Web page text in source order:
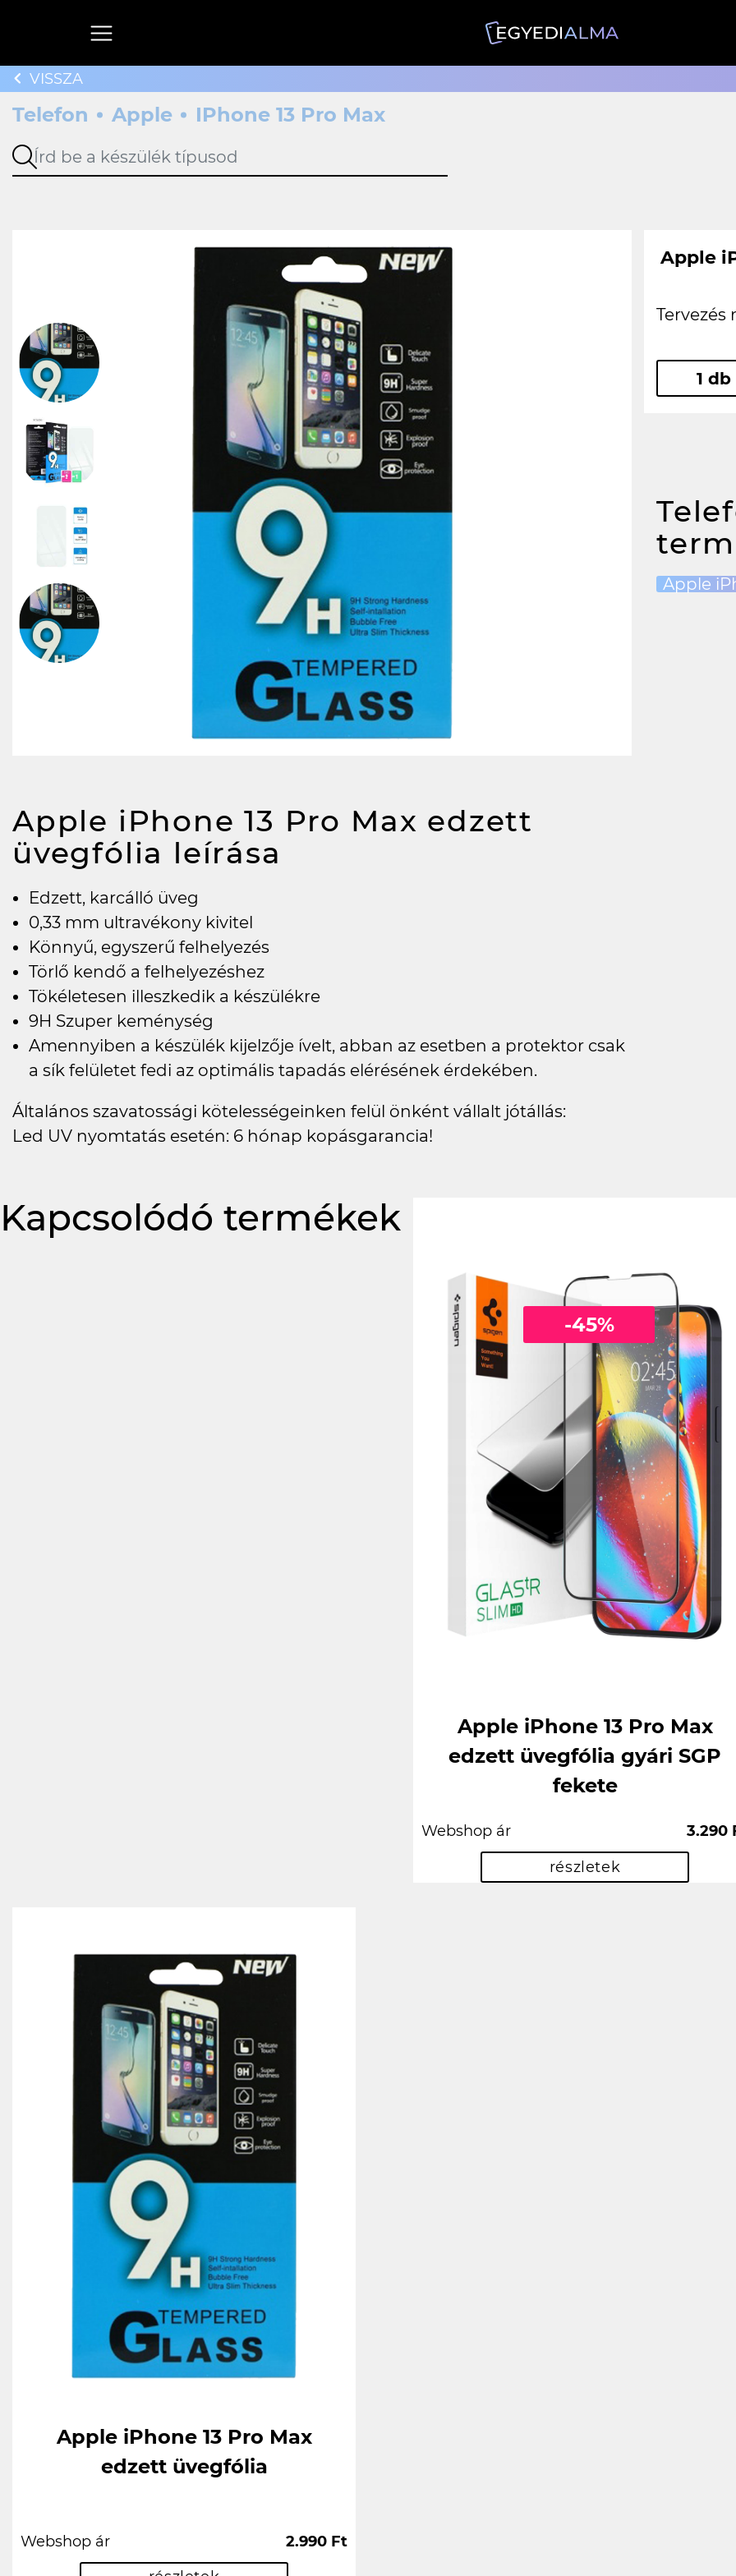
VISSZA
Telefon Apple IPhone 13 Pro Max
Apple iPhone 13 Pro Max edzett
üvegfólia leírása
Edzett, karcálló üveg
0,33 mm ultravékony kivitel
Könnyű, egyszerű felhelyezés
Törlő kendő a felhelyezéshez
Tökéletesen illeszkedik a készülékre
9H Szuper keménység
Amennyiben a készülék kijelzője ívelt, abban az esetben a protektor csak
a sík felületet fedi az optimális tapadás elérésének érdekében.
Általános szavatossági kötelességeinken felül önként vállalt jótállás:
Led UV nyomtatás esetén: 6 hónap kopásgarancia!
Apple
Tervezés
1 db
Apple
Kapcsolódó termékek
-45%
Apple iPhone 13 Pro Max
edzett üvegfólia gyári SGP
fekete
Webshop ár
3.290
részletek
Apple iPhone 13 Pro Max
edzett üvegfólia
Webshop ár
2.990 Ft